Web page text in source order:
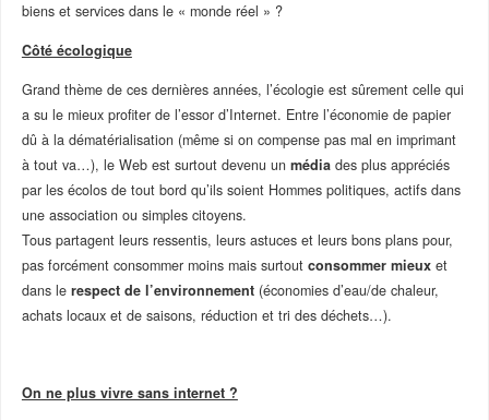
biens et services dans le « monde réel » ?
Côté écologique
Grand thème de ces dernières années, l’écologie est sûrement celle qui
a su le mieux profiter de l’essor d’Internet. Entre l’économie de papier
dû à la dématérialisation (même si on compense pas mal en imprimant
à tout va…), le Web est surtout devenu un médiades plus appréciés
par les écolos de tout bord qu’ils soient Hommes politiques, actifs dans
une association ou simples citoyens.
Tous partagent leurs ressentis, leurs astuces et leurs bons plans pour,
pas forcément consommer moins mais surtout consommer mieuxet
dans le respect de l’environnement(économies d’eau/de chaleur,
achats locaux et de saisons, réduction et tri des déchets…).
On ne plus vivre sans internet ?